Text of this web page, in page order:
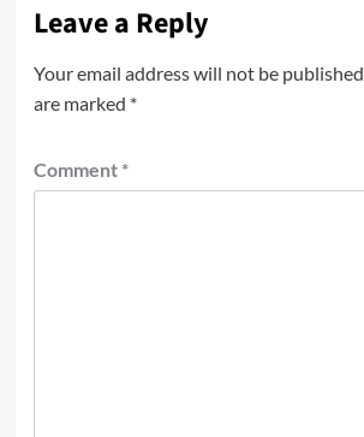
Leave a Reply
Your email address will not be published.
are marked *
Comment *